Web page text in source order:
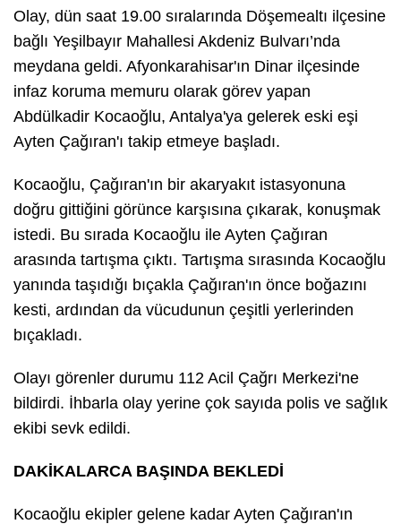
Olay, dün saat 19.00 sıralarında Döşemealtı ilçesine
bağlı Yeşilbayır Mahallesi Akdeniz Bulvarı’nda
meydana geldi. Afyonkarahisar'ın Dinar ilçesinde
infaz koruma memuru olarak görev yapan
Abdülkadir Kocaoğlu, Antalya'ya gelerek eski eşi
Ayten Çağıran'ı takip etmeye başladı.
Kocaoğlu, Çağıran'ın bir akaryakıt istasyonuna
doğru gittiğini görünce karşısına çıkarak, konuşmak
istedi. Bu sırada Kocaoğlu ile Ayten Çağıran
arasında tartışma çıktı. Tartışma sırasında Kocaoğlu
yanında taşıdığı bıçakla Çağıran'ın önce boğazını
kesti, ardından da vücudunun çeşitli yerlerinden
bıçakladı.
Olayı görenler durumu 112 Acil Çağrı Merkezi'ne
bildirdi. İhbarla olay yerine çok sayıda polis ve sağlık
ekibi sevk edildi.
DAKİKALARCA BAŞINDA BEKLEDİ
Kocaoğlu ekipler gelene kadar Ayten Çağıran'ın